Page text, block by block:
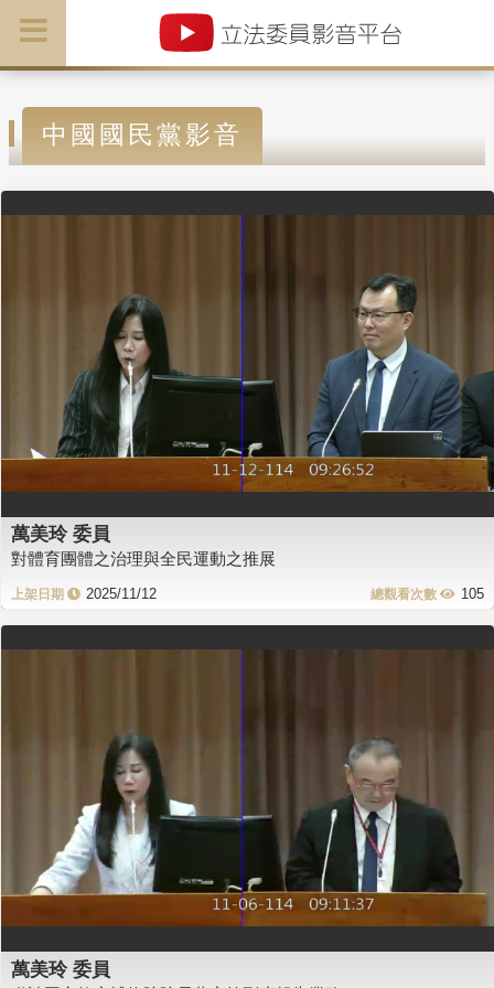
中國國民黨影音
萬美玲 委員
對體育團體之治理與全民運動之推展
2025/11/12 105
萬美玲 委員